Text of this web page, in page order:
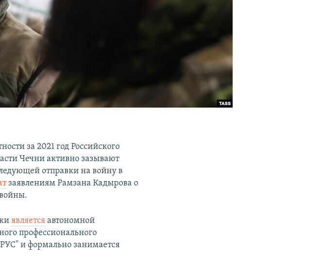
за 2021 год Российского
Чечни активно зазывают
отправки на войну в
заявлениям Рамзана Кадырова о
является автономной
профессионального
и формально занимается